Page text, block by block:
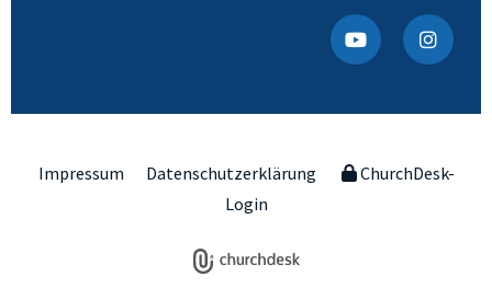
Impressum Datenschutzerklärung
ChurchDesk-
Login